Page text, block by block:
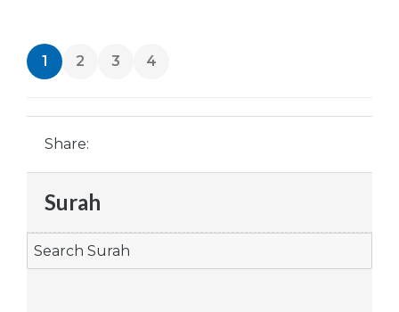
1 2 3 4
Share:
Surah